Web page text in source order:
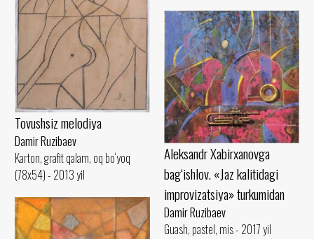
Tovushsiz melodiya
Damir Ruzibaev
Karton, grafit qalam, oq bo‘yoq
(78x54) - 2013 yil
Aleksandr Xabirxanovga
bag‘ishlov. «Jaz kalitidagi
improvizatsiya» turkumidan
Damir Ruzibaev
Guash, pastel, mis - 2017 yil